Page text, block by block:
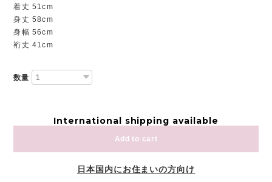
着丈 51cm
身丈 58cm
身幅 56cm
裄丈 41cm
数量
International shipping available
Add to cart
日本国内にお住まいの方向け